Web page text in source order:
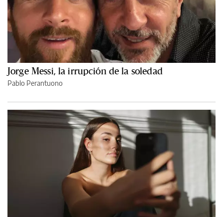
Jorge Messi, la irrupción de la soledad
Pablo Perantuono